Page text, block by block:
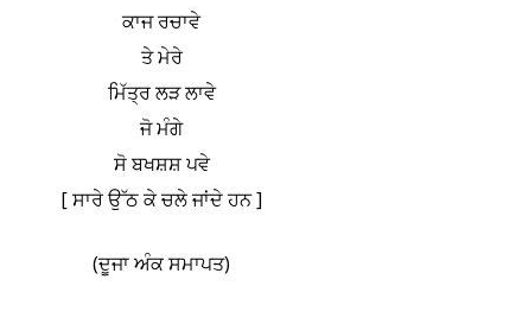
ਕਾਜ ਰਚਾਵੇ
ਤੇ ਮੇਰੇ
ਮਿੱਤ੍ਰ ਲੜ ਲਾਵੇ
ਜੋ ਮੰਗੇ
ਸੋ ਬਖਸ਼ਸ਼ ਪਵੇ
[ ਸਾਰੇ ਉੱਠ ਕੇ ਚਲੇ ਜਾਂਦੇ ਹਨ ]
(ਦੂਜਾ ਅੰਕ ਸਮਾਪਤ)